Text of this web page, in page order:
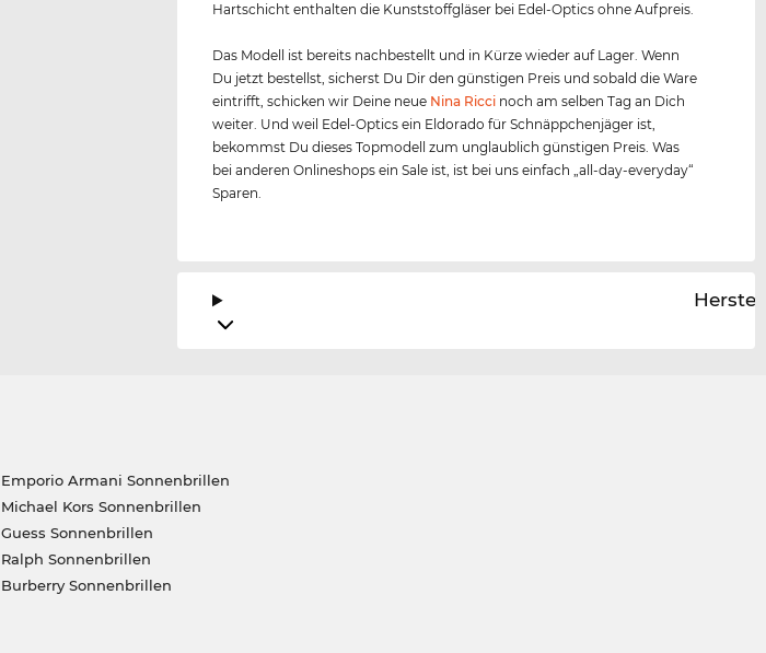
Hartschicht enthalten die Kunststoffgläser bei Edel-Optics ohne Aufpreis.
Das Modell ist bereits nachbestellt und in Kürze wieder auf Lager. Wenn
Du jetzt bestellst, sicherst Du Dir den günstigen Preis und sobald die Ware
eintrifft, schicken wir Deine neue Nina Ricci noch am selben Tag an Dich
weiter. Und weil Edel-Optics ein Eldorado für Schnäppchenjäger ist,
bekommst Du dieses Topmodell zum unglaublich günstigen Preis. Was
bei anderen Onlineshops ein Sale ist, ist bei uns einfach „all-day-everyday“
Sparen.
Emporio Armani Sonnenbrillen
Michael Kors Sonnenbrillen
Guess Sonnenbrillen
Ralph Sonnenbrillen
Burberry Sonnenbrillen